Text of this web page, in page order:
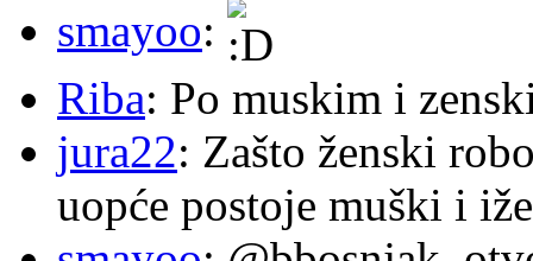
smayoo:
Riba: Po muskim i
jura22: Zašto ženski
uopće postoje muški i